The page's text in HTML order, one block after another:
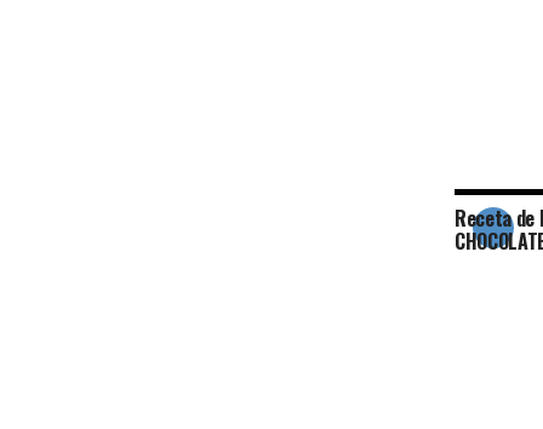
Receta de